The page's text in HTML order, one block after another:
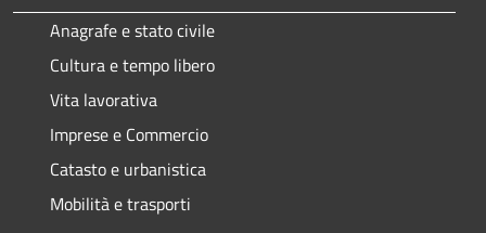
Anagrafe e stato civile
Cultura e tempo libero
Vita lavorativa
Imprese e Commercio
Catasto e urbanistica
Mobilità e trasporti